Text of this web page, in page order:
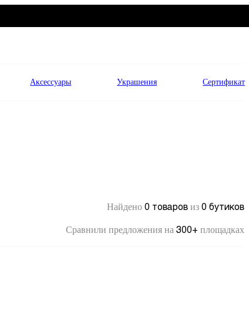
Аксессуары Украшения Сертификат
Найдено 0 товаров из 0 бутиков
Сравнили предложения на 300+ площадках